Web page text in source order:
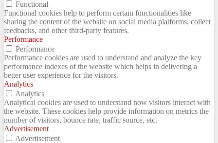
Functional
Functional cookies help to perform certain functionalities like
sharing the content of the website on social media platforms, collect
feedbacks, and other third-party features.
Performance
Performance
Performance cookies are used to understand and analyze the key
performance indexes of the website which helps in delivering a
better user experience for the visitors.
Analytics
Analytics
Analytical cookies are used to understand how visitors interact with
the website. These cookies help provide information on metrics the
number of visitors, bounce rate, traffic source, etc.
Advertisement
Advertisement